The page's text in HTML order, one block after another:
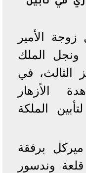
في تأبين
الأمير
الملك
الثالث، في
الأزهار
الملكة
برفقة
وندسور